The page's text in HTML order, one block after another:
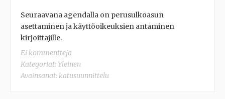
Seuraavana agendalla on perusulkoasun
asettaminen ja käyttöoikeuksien antaminen
kirjoittajille.
Ei kommentteja
Kategoriat: Yleinen
Avainsanat: katusuunnittelu